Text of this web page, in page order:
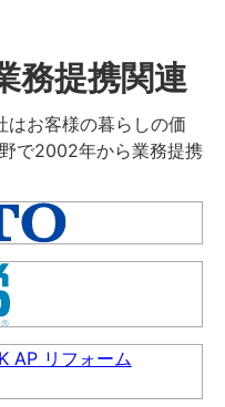
務提携関連
はお客様の暮らしの価
で2002年から業務提携